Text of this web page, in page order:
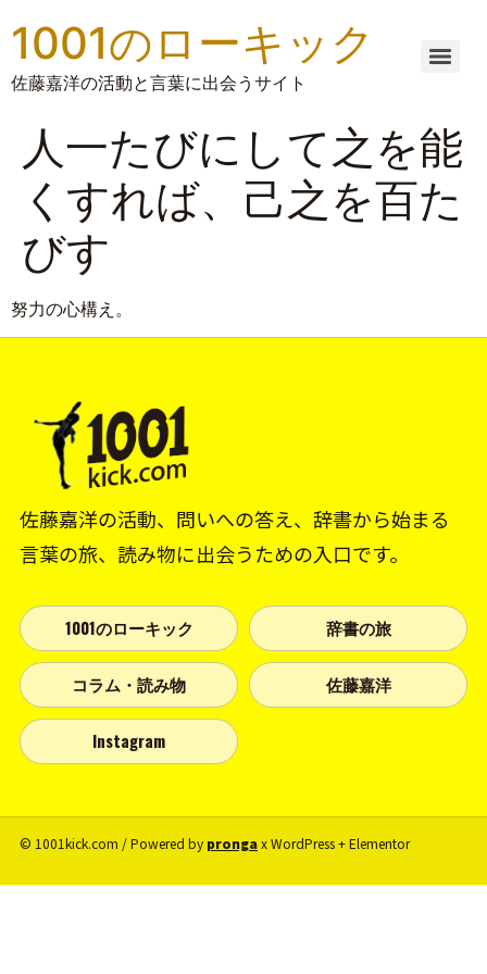
1001のローキック
佐藤嘉洋の活動と言葉に出会うサイト
人一たびにして之を能
くすれば、己之を百た
びす
努力の心構え。
佐藤嘉洋の活動、問いへの答え、辞書から始まる
言葉の旅、読み物に出会うための入口です。
1001のローキック 辞書の旅
コラム・読み物 佐藤嘉洋
Instagram
© 1001kick.com / Powered by prongax WordPress + Elementor